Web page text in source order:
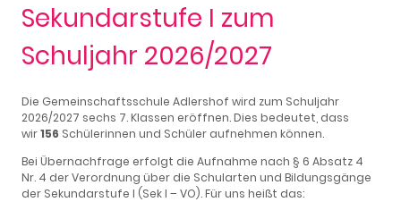
Sekundarstufe I zum
Schuljahr 2026/2027
Die Gemeinschaftsschule Adlershof wird zum Schuljahr
2026/2027 sechs 7. Klassen eröffnen. Dies bedeutet, dass
wir156 Schülerinnen und Schüler aufnehmen können.
Bei Übernachfrage erfolgt die Aufnahme nach § 6 Absatz 4
Nr. 4 der Verordnung über die Schularten und Bildungsgänge
der Sekundarstufe I (Sek I – VO). Für uns heißt das: